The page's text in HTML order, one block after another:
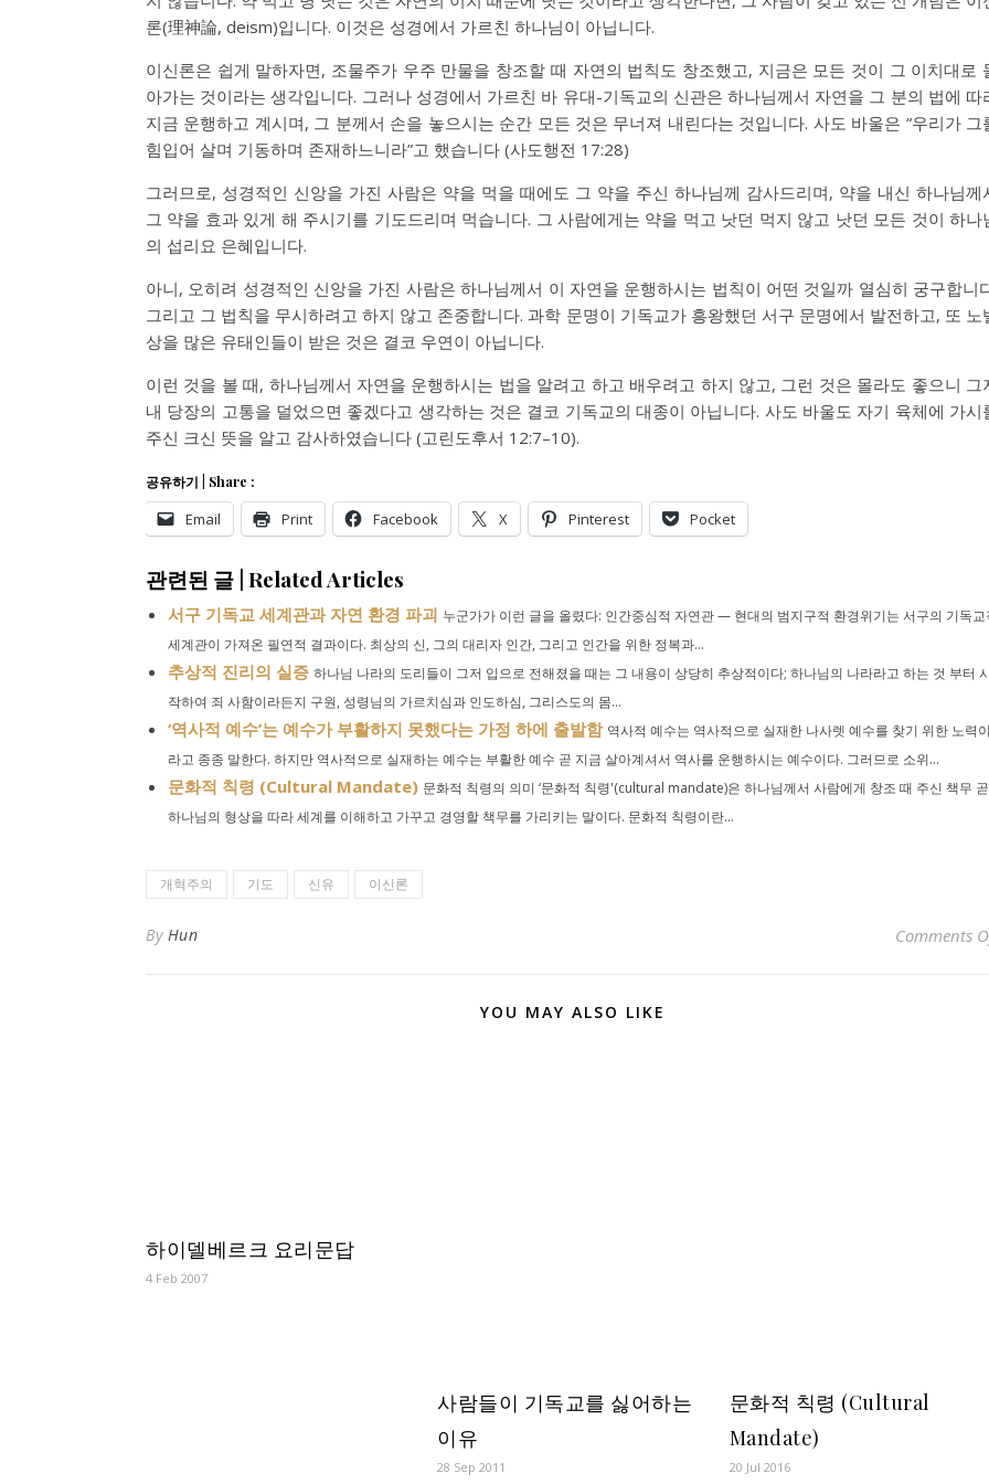
론(理神論, deism)입니다. 이것은 성경에서 가르친 하나님이 아닙니다.
이신론은 쉽게 말하자면, 조물주가 우주 만물을 창조할 때 자연의 법칙도 창조했고, 지금은 모든 것이 그 이치대로
아가는 것이라는 생각입니다. 그러나 성경에서 가르친 바 유대-기독교의 신관은 하나님께서 자연을 그 분의 법에 따
지금 운행하고 계시며, 그 분께서 손을 놓으시는 순간 모든 것은 무너져 내린다는 것입니다. 사도 바울은 “우리가 그
힘입어 살며 기동하며 존재하느니라”고 했습니다 (사도행전 17:28)
그러므로, 성경적인 신앙을 가진 사람은 약을 먹을 때에도 그 약을 주신 하나님께 감사드리며, 약을 내신 하나님께
그 약을 효과 있게 해 주시기를 기도드리며 먹습니다. 그 사람에게는 약을 먹고 낫던 먹지 않고 낫던 모든 것이 하나
의 섭리요 은혜입니다.
아니, 오히려 성경적인 신앙을 가진 사람은 하나님께서 이 자연을 운행하시는 법칙이 어떤 것일까 열심히 궁구합니
그리고 그 법칙을 무시하려고 하지 않고 존중합니다. 과학 문명이 기독교가 흥왕했던 서구 문명에서 발전하고, 또 노
상을 많은 유태인들이 받은 것은 결코 우연이 아닙니다.
이런 것을 볼 때, 하나님께서 자연을 운행하시는 법을 알려고 하고 배우려고 하지 않고, 그런 것은 몰라도 좋으니 그
내 당장의 고통을 덜었으면 좋겠다고 생각하는 것은 결코 기독교의 대종이 아닙니다. 사도 바울도 자기 육체에 가시
주신 크신 뜻을 알고 감사하였습니다 (고린도후서 12:7–10).
공유하기 | Share :
Email Print Facebook X Pinterest Pocket
관련된 글 | Related Articles
서구 기독교 세계관과 자연 환경 파괴 누군가가 이런 글을 올렸다: 인간중심적 자연관 — 현대의 범지구적 환경위기는 서구의 기독교
세계관이 가져온 필연적 결과이다. 최상의 신, 그의 대리자 인간, 그리고 인간을 위한 정복과...
추상적 진리의 실증 하나님 나라의 도리들이 그저 입으로 전해졌을 때는 그 내용이 상당히 추상적이다; 하나님의 나라라고 하는 것 부터 시
작하여 죄 사함이라든지 구원, 성령님의 가르치심과 인도하심, 그리스도의 몸...
‘역사적 예수’는 예수가 부활하지 못했다는 가정 하에 출발함 역사적 예수는 역사적으로 실재한 나사렛 예수를 찾기 위한 노력이
라고 종종 말한다. 하지만 역사적으로 실재하는 예수는 부활한 예수 곧 지금 살아계셔서 역사를 운행하시는 예수이다. 그러므로 소위...
문화적 칙령 (Cultural Mandate) 문화적 칙령의 의미 ‘문화적 칙령'(cultural mandate)은 하나님께서 사람에게 창조 때 주신 책무 곧
하나님의 형상을 따라 세계를 이해하고 가꾸고 경영할 책무를 가리키는 말이다. 문화적 칙령이란...
개혁주의 기도 신유 이신론
By Hun Comments
YOU MAY ALSO LIKE
하이델베르크 요리문답
4 Feb 2007
사람들이 기독교를 싫어하는
이유
28 Sep 2011
문화적 칙령 (Cultural
Mandate)
20 Jul 2016